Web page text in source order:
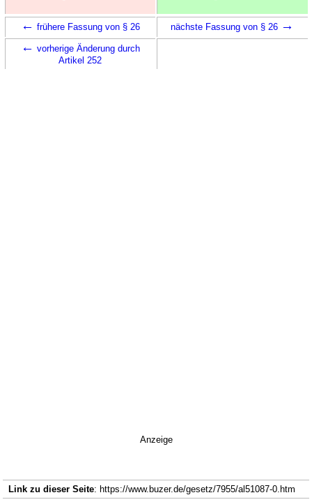
← frühere Fassung von § 26 nächste Fassung von § 26 →
← vorherige Änderung durch
Artikel 252
Anzeige
Link zu dieser Seite: https://www.buzer.de/gesetz/7955/al51087-0.htm